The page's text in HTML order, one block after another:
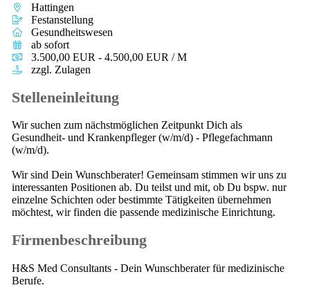
Hattingen
Festanstellung
Gesundheitswesen
ab sofort
3.500,00 EUR - 4.500,00 EUR / M
zzgl. Zulagen
Stelleneinleitung
Wir suchen zum nächstmöglichen Zeitpunkt Dich als
Gesundheit- und Krankenpfleger (w/m/d) - Pflegefachmann
(w/m/d).
Wir sind Dein Wunschberater! Gemeinsam stimmen wir uns zu
interessanten Positionen ab. Du teilst und mit, ob Du bspw. nur
einzelne Schichten oder bestimmte Tätigkeiten übernehmen
möchtest, wir finden die passende medizinische Einrichtung.
Firmenbeschreibung
H&S Med Consultants - Dein Wunschberater für medizinische
Berufe.